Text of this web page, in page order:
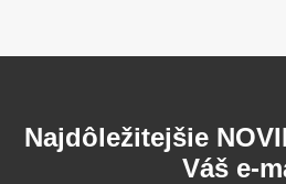
Najdôležitejšie
Váš e-